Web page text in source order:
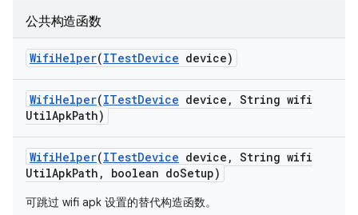
公共构造函数
WifiHelper(ITestDevice device)
WifiHelper(ITestDevice device , String wifi
UtilApkPath)
WifiHelper(ITestDevice device , String wifi
UtilApkPath , boolean doSetup)
可跳过 wifi apk 设置的替代构造函数。